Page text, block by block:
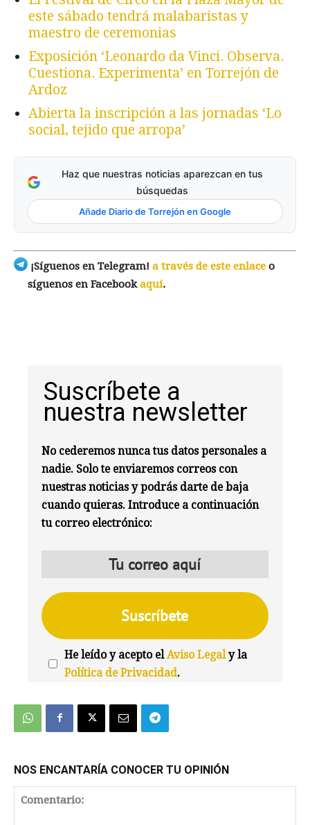
este sábado tendrá malabaristas y
maestro de ceremonias
Exposición ‘Leonardo da Vinci. Observa.
Cuestiona. Experimenta’ en Torrejón de
Ardoz
Abierta la inscripción a las jornadas ‘Lo
social, tejido que arropa’
Haz que nuestras noticias aparezcan en tus
búsquedas
Añade Diario de Torrejón en Google
¡Síguenos en Telegram! a través de este enlace o
síguenos en Facebookaquí.
Suscríbete a
nuestra newsletter
No cederemos nunca tus datos personales a
nadie. Solo te enviaremos correos con
nuestras noticias y podrás darte de baja
cuando quieras. Introduce a continuación
tu correo electrónico:
He leído y acepto elAviso Legaly la
Política de Privacidad.
NOS ENCANTARÍA CONOCER TU OPINIÓN